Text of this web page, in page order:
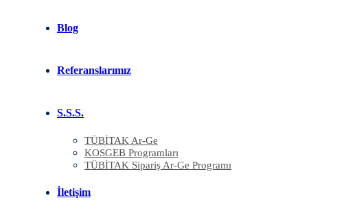
Blog
Referanslarımız
S.S.S.
TÜBİTAK Ar-Ge
KOSGEB Programları
TÜBİTAK Sipariş Ar-Ge Programı
İletişim